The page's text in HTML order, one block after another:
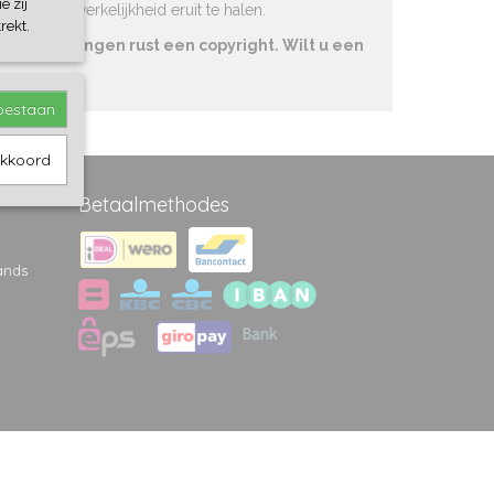
met de werkelijkheid eruit te halen.
afbeeldingen rust een copyright. Wilt u een
Betaalmethodes
zij